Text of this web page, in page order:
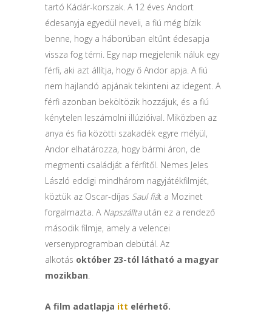
tartó Kádár-korszak. A 12 éves Andort
édesanyja egyedül neveli, a fiú még bízik
benne, hogy a háborúban eltűnt édesapja
vissza fog térni. Egy nap megjelenik náluk egy
férfi, aki azt állítja, hogy ő Andor apja. A fiú
nem hajlandó apjának tekinteni az idegent. A
férfi azonban beköltözik hozzájuk, és a fiú
kénytelen leszámolni illúzióival. Miközben az
anya és fia közötti szakadék egyre mélyül,
Andor elhatározza, hogy bármi áron, de
megmenti családját a férfitől. Nemes Jeles
László eddigi mindhárom nagyjátékfilmjét,
köztük az Oscar-díjas Saul fiát a Mozinet
forgalmazta. A Napszállta után ez a rendező
második filmje, amely a velencei
versenyprogramban debütál. Az
alkotás október 23-tól látható a magyar
mozikban.
A film adatlapja itt elérhető.